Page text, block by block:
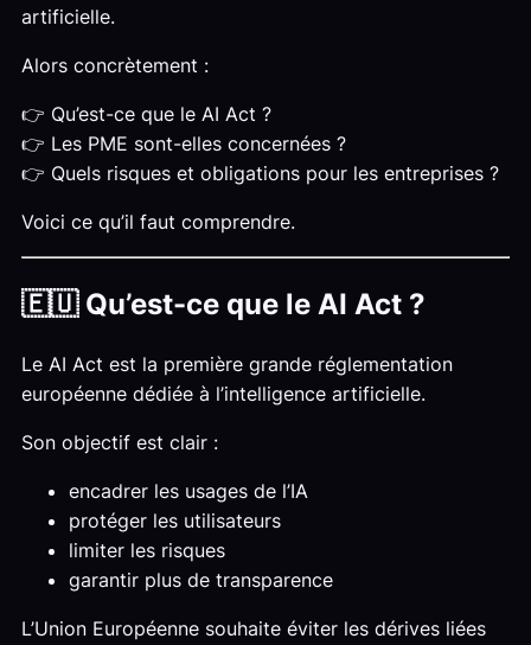
artificielle.
Alors concrètement :
👉 Qu’est-ce que le AI Act ?
👉 Les PME sont-elles concernées ?
👉 Quels risques et obligations pour les entreprises ?
Voici ce qu’il faut comprendre.
🇪🇺 Qu’est-ce que le AI Act ?
Le AI Act est la première grande réglementation
européenne dédiée à l’intelligence artificielle.
Son objectif est clair :
encadrer les usages de l’IA
protéger les utilisateurs
limiter les risques
garantir plus de transparence
L’Union Européenne souhaite éviter les dérives liées